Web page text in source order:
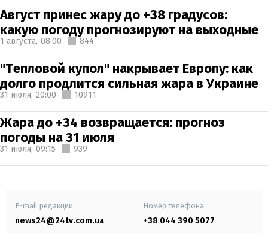
Август принес жару до +38 градусов:
какую погоду прогнозируют на выходные
1 августа, 08:00 844
"Тепловой купол" накрывает Европу: как
долго продлится сильная жара в Украине
31 июля, 20:00 10911
Жара до +34 возвращается: прогноз
погоды на 31 июля
31 июля, 09:15 939
E-mail редакции
news24@24tv.com.ua
Номер телефона:
+38 044 390 5077